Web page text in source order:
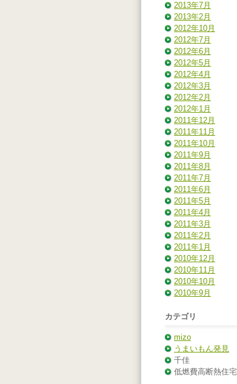
2013年7月
2013年2月
2012年10月
2012年7月
2012年6月
2012年5月
2012年4月
2012年3月
2012年2月
2012年1月
2011年12月
2011年11月
2011年10月
2011年9月
2011年8月
2011年7月
2011年6月
2011年5月
2011年4月
2011年3月
2011年2月
2011年1月
2010年12月
2010年11月
2010年10月
2010年9月
カテゴリ
mizo
うまいもん発見
千佳
低燃費高断熱住宅